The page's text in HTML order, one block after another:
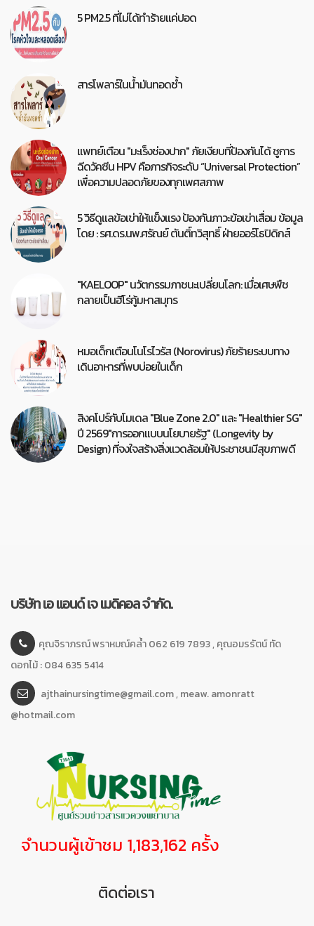
5 PM2.5 ที่ไม่ได้ทำร้ายแค่ปอด
สารโพลาร์ในน้ำมันทอดซ้ำ
แพทย์เตือน "มะเร็งช่องปาก" ภัยเงียบที่ป้องกันได้ ชูการ
ฉีดวัคซีน HPV คือภารกิจระดับ “Universal Protection”
เพื่อความปลอดภัยของทุกเพศสภาพ
5 วิธีดูแลข้อเข่าให้แข็งแรง ป้องกันภาวะข้อเข่าเสื่อม ข้อมูล
โดย : รศ.ดร.นพ.ศรัณย์ ตันติ์ทวิสุทธิ์ ฝ่ายออร์โธปิดิกส์
"KAELOOP" นวัตกรรมภาชนะเปลี่ยนโลก: เมื่อเศษพืช
กลายเป็นฮีโร่กู้มหาสมุทร
หมอเด็กเตือนโนโรไวรัส (Norovirus) ภัยร้ายระบบทาง
เดินอาหารที่พบบ่อยในเด็ก
สิงคโปร์กับโมเดล "Blue Zone 2.0" และ "Healthier SG"
ปี 2569"การออกแบบนโยบายรัฐ" (Longevity by
Design) ที่จงใจสร้างสิ่งแวดล้อมให้ประชาชนมีสุขภาพดี
บริษัท เอ แอนด์ เจ เมดิคอล จำกัด.
คุณจิราภรณ์ พราหมณ์คล้ำ 062 619 7893 , คุณอมรรัตน์ ทัด
ดอกไม้ : 084 635 5414
ajthainursingtime@gmail.com , meaw. amonratt
@hotmail.com
จำนวนผู้เข้าชม 1,183,162 ครั้ง
ติดต่อเรา